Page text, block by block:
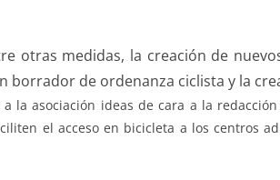
otras medidas, la creación de
borrador de ordenanza ciclista y la
la asociación ideas de cara a la
el acceso en bicicleta a los centros